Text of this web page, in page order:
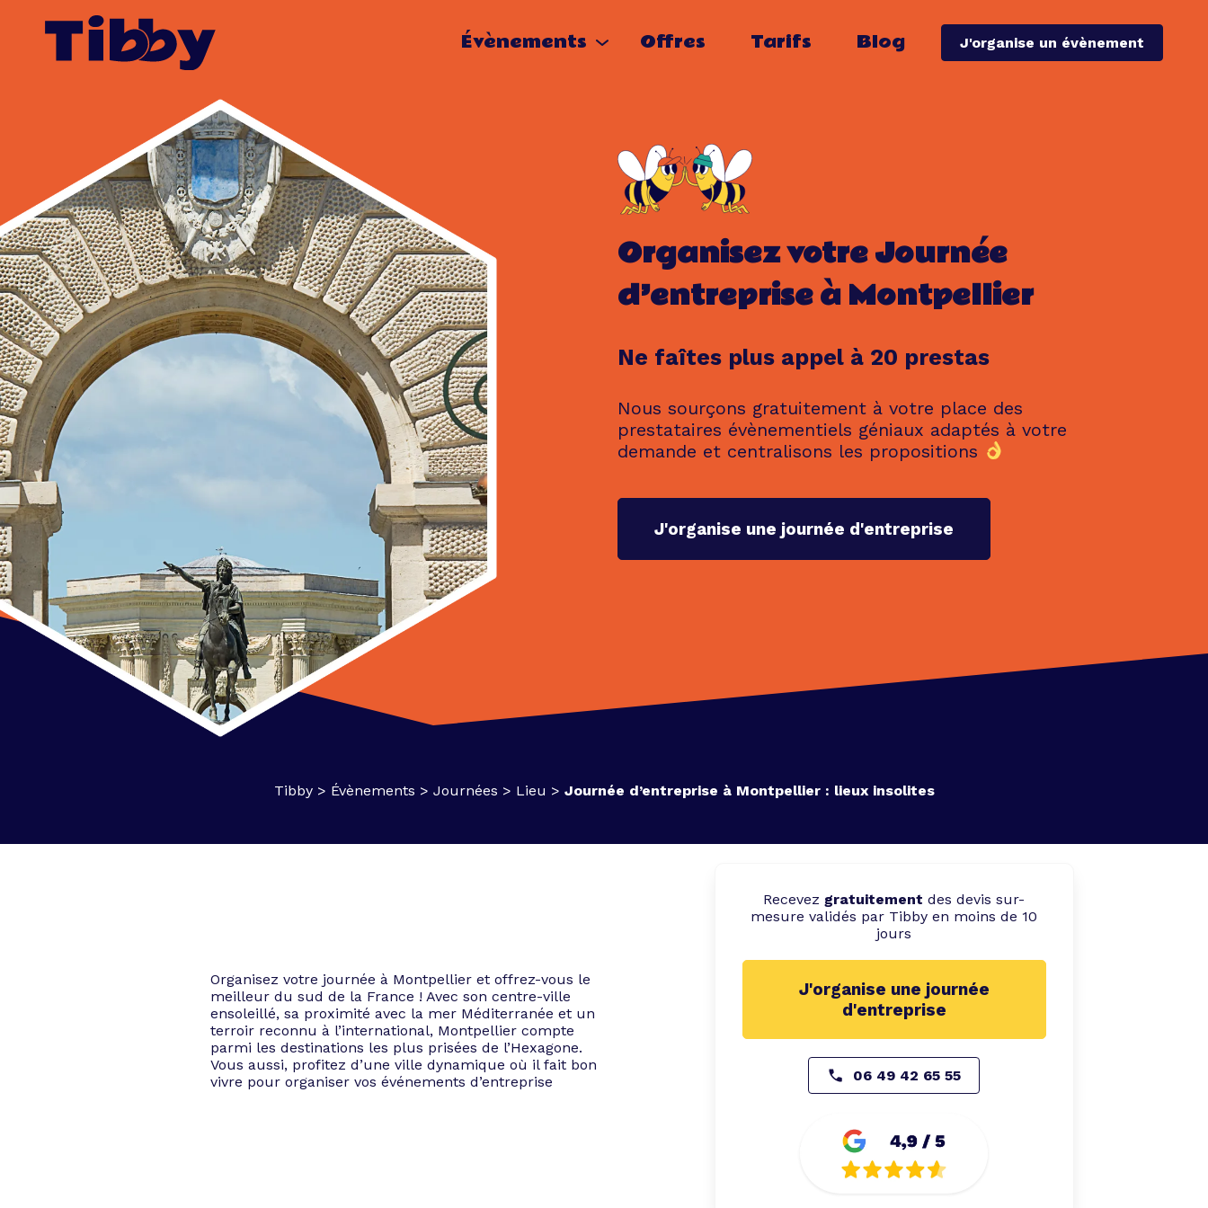
Évènements Offres Tarifs Blog J'organise un évènement
Organisez votre Journée
d’entreprise à Montpellier
Ne faîtes plus appel à 20 prestas
Nous sourçons gratuitement à votre place des
prestataires évènementiels géniaux adaptés à votre
demande et centralisons les propositions
J'organise une journée d'entreprise
Tibby> Évènements > Journées > Lieu > Journée d’entreprise à Montpellier : lieux insolites
Organisez votre journée à Montpellier et offrez-vous le
meilleur du sud de la France ! Avec son centre-ville
ensoleillé, sa proximité avec la mer Méditerranée et un
terroir reconnu à l’international, Montpellier compte
parmi les destinations les plus prisées de l’Hexagone.
Vous aussi, profitez d’une ville dynamique où il fait bon
vivre pour organiser vos événements d’entreprise
Recevez gratuitement des devis sur-
mesure validés par Tibby en moins de 10
jours
J'organise une journée
d'entreprise
06 49 42 65 55